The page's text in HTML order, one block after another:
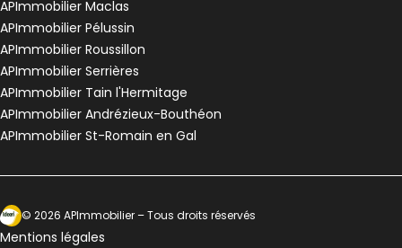
APImmobilier Maclas
APImmobilier Pélussin
APImmobilier Roussillon
APImmobilier Serrières
APImmobilier Tain l'Hermitage
APImmobilier Andrézieux-Bouthéon
APImmobilier St-Romain en Gal
Ecosytème Ideeri
© 2026 APImmobilier – Tous droits réservés
Mentions légales